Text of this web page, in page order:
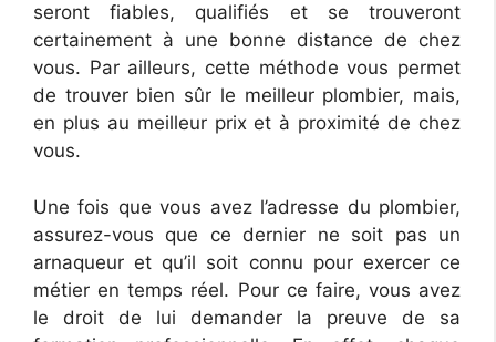
seront fiables, qualifiés et se trouveront
certainement à une bonne distance de chez
vous. Par ailleurs, cette méthode vous permet
de trouver bien sûr le meilleur plombier, mais,
en plus au meilleur prix et à proximité de chez
vous.
Une fois que vous avez l’adresse du plombier,
assurez-vous que ce dernier ne soit pas un
arnaqueur et qu’il soit connu pour exercer ce
métier en temps réel. Pour ce faire, vous avez
le droit de lui demander la preuve de sa